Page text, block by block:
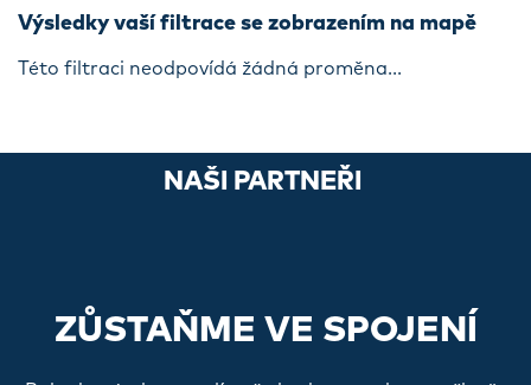
Výsledky vaší filtrace se zobrazením na mapě
Této filtraci neodpovídá žádná proměna...
NAŠI PARTNEŘI
ZŮSTAŇME VE SPOJENÍ